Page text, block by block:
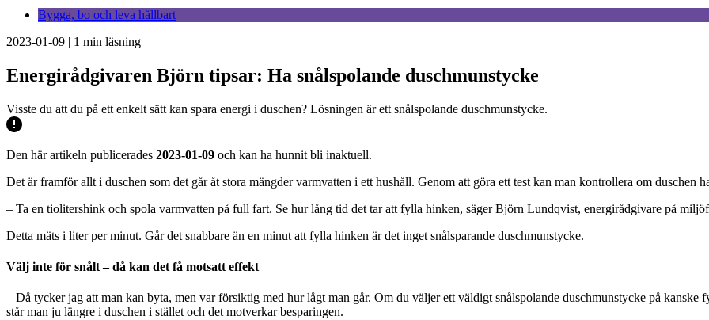
Bygga, bo och leva hållbart
2023-01-09 | 1 min läsning
Energirådgivaren Björn tipsar: Ha snålspolande duschmunstycke
Visste du att du på ett enkelt sätt kan spara energi i duschen? Lösningen är ett snålspolande duschmunstycke.
Den här artikeln publicerades 2023-01-09 och kan ha hunnit bli inaktuell.
Det är framför allt i duschen som det går åt stora mängder varmvatten i ett hushåll. Genom att göra ett test kan man kontrollera om duschen
– Ta en tiolitershink och spola varmvatten på full fart. Se hur lång tid det tar att fylla hinken, säger Björn Lundqvist, energirådgivare på
Detta mäts i liter per minut. Går det snabbare än en minut att fylla hinken är det inget snålsparande duschmunstycke.
Välj inte för snålt – då kan det få motsatt effekt
– Då tycker jag att man kan byta, men var försiktig med hur lågt man går. Om du väljer ett väldigt snålspolande duschmunstycke på
står man ju längre i duschen i stället och det motverkar besparingen.